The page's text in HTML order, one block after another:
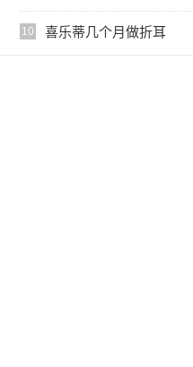
10 喜乐蒂几个月做折耳